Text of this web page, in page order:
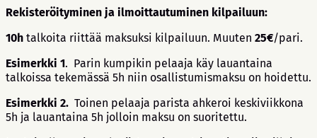
Rekisteröityminen ja ilmoittautuminen kilpailuun:
10h talkoita riittää maksuksi kilpailuun. Muuten 25€/pari.
Esimerkki 1. Parin kumpikin pelaaja käy lauantaina
talkoissa tekemässä 5h niin osallistumismaksu on hoidettu.
Esimerkki 2. Toinen pelaaja parista ahkeroi keskiviikkona
5h ja lauantaina 5h jolloin maksu on suoritettu.